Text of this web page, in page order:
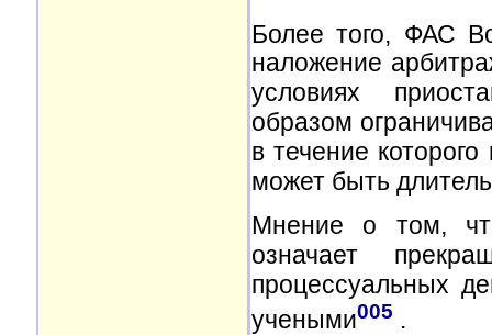
Более того, ФАС
наложение
условиях
образом
в течение
может быть
Мнение о том,
означает
процессуальных
учеными005 .